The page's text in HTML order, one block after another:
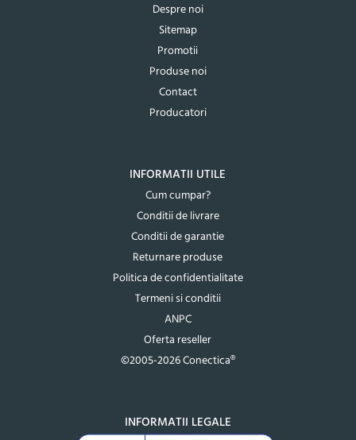
Despre noi
Sitemap
Promotii
Produse noi
Contact
Producatori
INFORMATII UTILE
Cum cumpar?
Conditii de livrare
Conditii de garantie
Returnare produse
Politica de confidentialitate
Termeni si conditii
ANPC
Oferta reseller
©2005-2026 Conectica®
INFORMATII LEGALE